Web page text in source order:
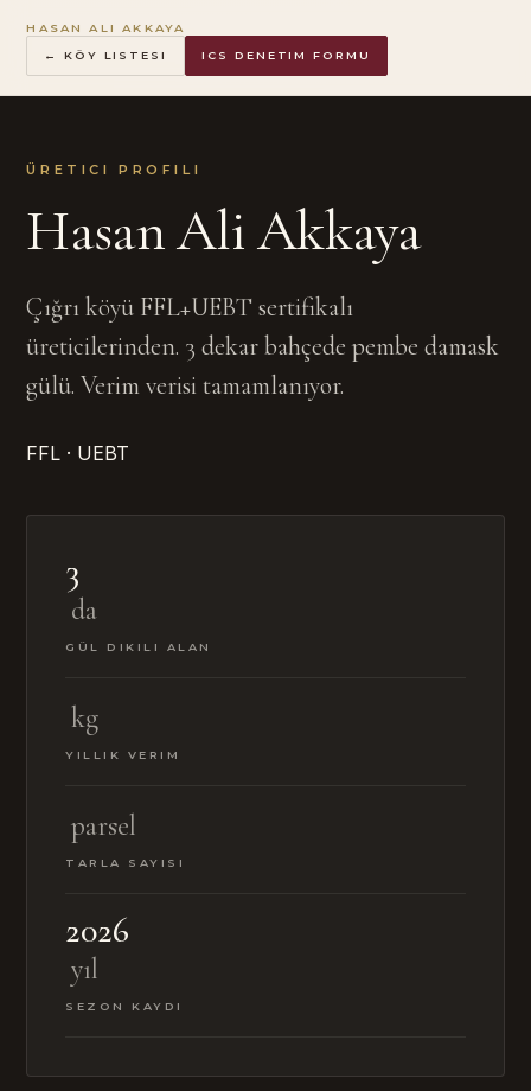
HASAN ALI AKKAYA
← KÖY LISTESI ICS DENETIM FORMU
ÜRETICI PROFILI
Hasan Ali Akkaya
Çığrı köyü FFL+UEBT sertifikalı
üreticilerinden. 3 dekar bahçede pembe damask
gülü. Verim verisi tamamlanıyor.
FFL · UEBT
3
da
GÜL DIKILI ALAN
kg
YILLIK VERIM
parsel
TARLA SAYISI
2026
yıl
SEZON KAYDI